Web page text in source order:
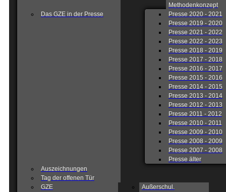
Methodenkonzept
Das GZE in der Presse
Presse 2020 - 2021
Presse 2019 - 2020
Presse 2021 - 2022
Presse 2022 - 2023
Presse 2018 - 2019
Presse 2017 - 2018
Presse 2016 - 2017
Presse 2015 - 2016
Presse 2014 - 2015
Presse 2013 - 2014
Presse 2012 - 2013
Presse 2011 - 2012
Presse 2010 - 2011
Presse 2009 - 2010
Presse 2008 - 2009
Presse 2007 - 2008
Presse älter
Auszeichnungen
Tag der offenen Tür
GZE
Außerschul.